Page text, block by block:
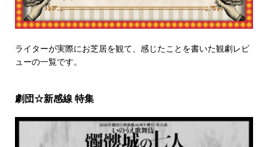
ライターが実際にお芝居を観て、感じたことを書いた観劇レビ
ューの一覧です。
劇団☆新感線 特集